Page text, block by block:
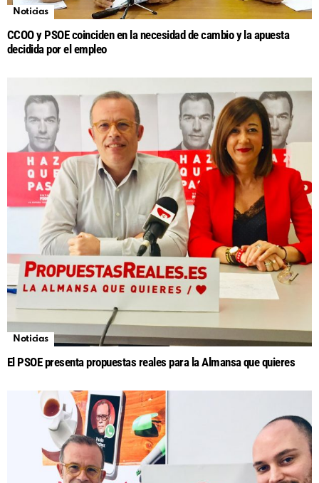
Noticias
CCOO y PSOE coinciden en la necesidad de cambio y la apuesta
decidida por el empleo
Noticias
El PSOE presenta propuestas reales para la Almansa que quieres